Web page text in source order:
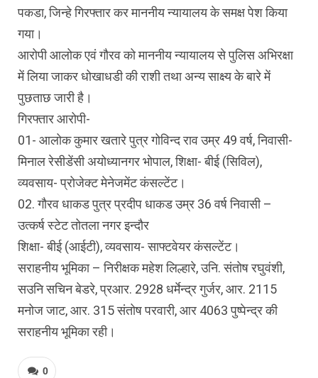
पकडा, जिन्हे गिरफ्तार कर माननीय न्यायालय के समक्ष पेश किया
गया।
आरोपी आलोक एवं गौरव को माननीय न्यायालय से पुलिस अभिरक्षा
में लिया जाकर धोखाधडी की राशी तथा अन्य साक्ष्य के बारे में
पुछताछ जारी है।
गिरफ्तार आरोपी-
01- आलोक कुमार खतारे पुत्र गोविन्द राव उम्र 49 वर्ष, निवासी-
मिनाल रेसीडेंसी अयोध्यानगर भोपाल, शिक्षा- बीई (सिविल),
व्यवसाय- प्रोजेक्ट मेनेजमेंट कंसल्टेंट।
02. गौरव धाकड पुत्र प्रदीप धाकड उम्र 36 वर्ष निवासी –
उत्कर्ष स्टेट तोतला नगर इन्दौर
शिक्षा- बीई (आईटी), व्यवसाय- साफ्टवेयर कंसल्टेंट।
सराहनीय भूमिका – निरीक्षक महेश लिल्हारे, उनि. संतोष रघुवंशी,
सउनि सचिन बेडरे, प्रआर. 2928 धर्मेन्द्र गुर्जर, आर. 2115
मनोज जाट, आर. 315 संतोष परवारी, आर 4063 पुष्पेन्द्र की
सराहनीय भूमिका रही।
0